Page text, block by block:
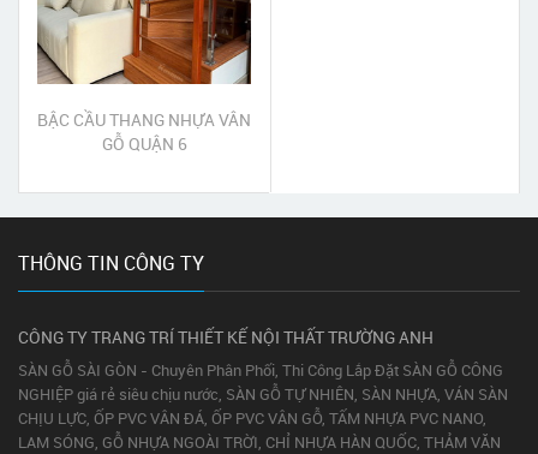
BẬC CẦU THANG NHỰA VÂN
GỖ QUẬN 6
THÔNG TIN CÔNG TY
CÔNG TY TRANG TRÍ THIẾT KẾ NỘI THẤT TRƯỜNG ANH
SÀN GỖ SÀI GÒN - Chuyên Phân Phối, Thi Công Lắp Đặt SÀN GỖ CÔNG
NGHIỆP giá rẻ siêu chịu nước, SÀN GỖ TỰ NHIÊN, SÀN NHỰA, VÁN SÀN
CHỊU LỰC, ỐP PVC VÂN ĐÁ, ỐP PVC VÂN GỖ, TẤM NHỰA PVC NANO,
LAM SÓNG, GỖ NHỰA NGOÀI TRỜI, CHỈ NHỰA HÀN QUỐC, THẢM VĂN